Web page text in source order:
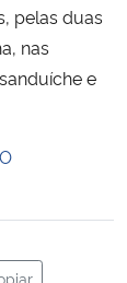
pelas duas
nas
e